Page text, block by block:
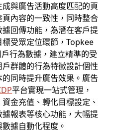
與廣告活動高度匹配的頁
內容的一致性，同時整合
回傳功能，為潛在客戶提
受眾定位環節，Topkee
行為數據，建立精準的受
群體的行為特徵設計個性
同時提升廣告效果。廣告
平台實現一站式管理，
金充值、轉化目標設定、
報表等核心功能，大幅提
據自動化程度。